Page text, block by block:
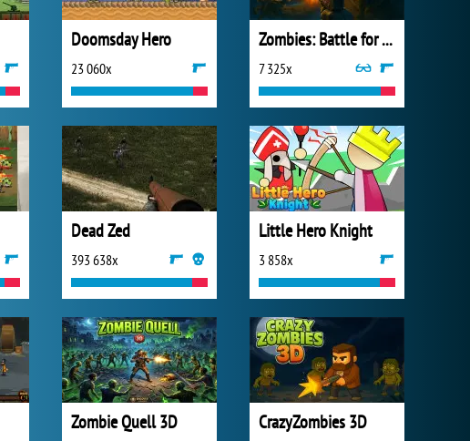
Doomsday Hero
23 060x
Zombies: Battle for Survival
7 325x
Dead Zed
393 638x
Little Hero Knight
3 858x
Zombie Quell 3D CrazyZombies 3D